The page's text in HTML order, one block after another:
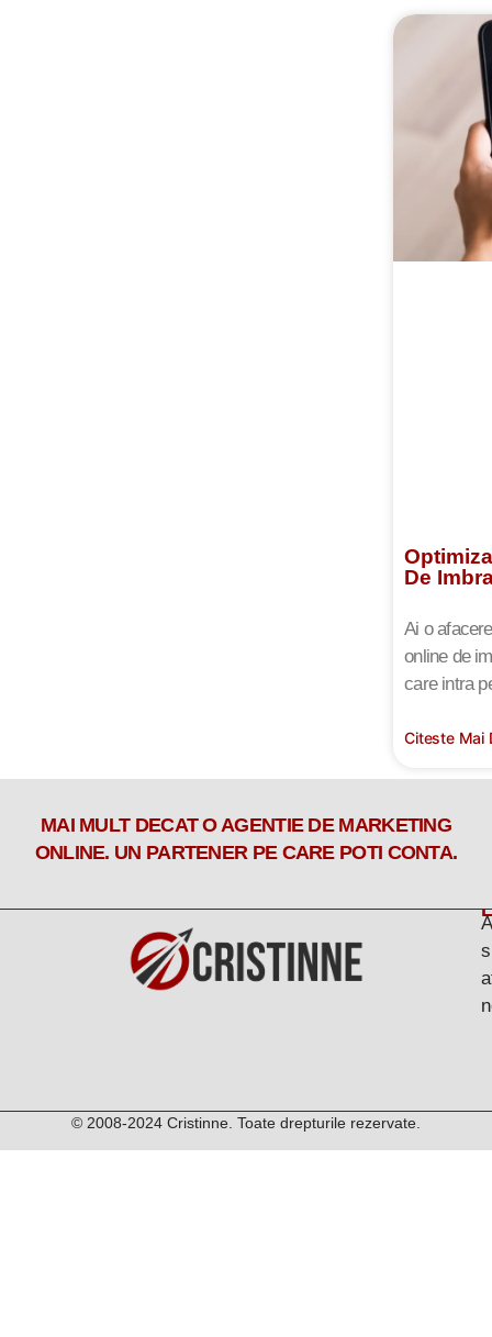
De
Ai o
online de
care intra
Citeste Mai
MAI MULT DECAT O AGENTIE DE MARKETING
ONLINE. UN PARTENER PE CARE POTI CONTA.
© 2008-2024 Cristinne. Toate drepturile rezervate.